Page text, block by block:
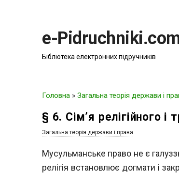
e-
Бібліотека електронних підручників
Головна » Загальна теорія держави і
§ 6. Сім’я релігійного і
Загальна теорія держави і права
Мусульманське право не є
релігія встановлює догмати і